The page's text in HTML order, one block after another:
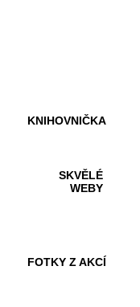
KNIHOVNIČKA
SKVĚLÉ
WEBY
FOTKY Z AKCÍ